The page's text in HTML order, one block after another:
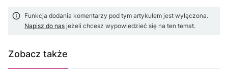
Funkcja dodania komentarzy pod tym artykułem jest wyłączona.
Napisz do nas jeżeli chcesz wypowiedzieć się na ten temat.
Zobacz także